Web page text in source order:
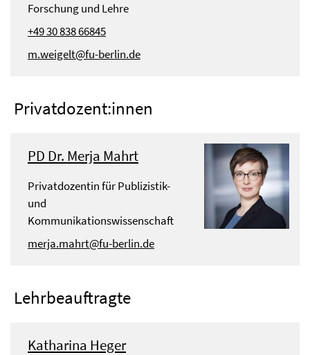
Forschung und Lehre
+49 30 838 66845
m.weigelt@fu-berlin.de
Privatdozent:innen
PD Dr. Merja Mahrt
Privatdozentin für Publizistik-
und
Kommunikationswissenschaft
merja.mahrt@fu-berlin.de
Lehrbeauftragte
Katharina Heger